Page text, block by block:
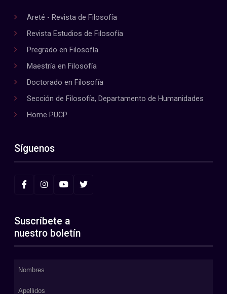
Areté - Revista de Filosofía
Revista Estudios de Filosofía
Pregrado en Filosofía
Maestría en Filosofía
Doctorado en Filosofía
Sección de Filosofía, Departamento de Humanidades
Home PUCP
Síguenos
Suscríbete a
nuestro boletín